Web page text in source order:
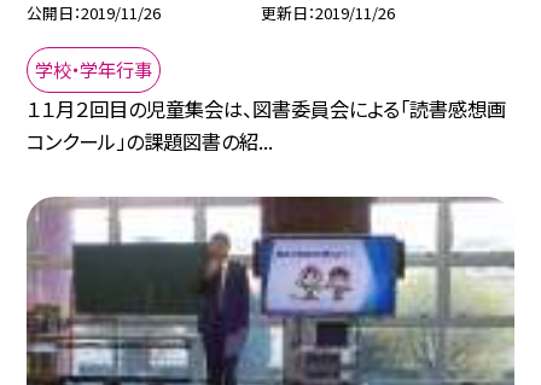
公開日 2019/11/26 更新日 2019/11/26
学校・学年行事
１１月２回目の児童集会は、図書委員会による「読書感想画
コンクール」の課題図書の紹...